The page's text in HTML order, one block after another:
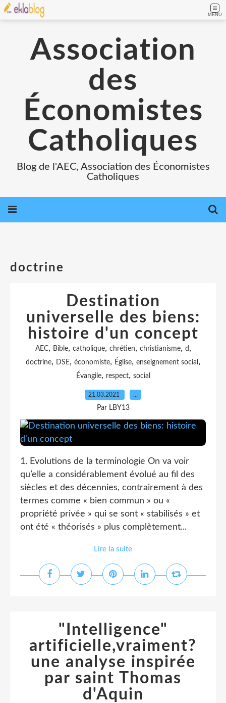
MENU
Association
des
Économistes
Catholiques
Blog de l'AEC, Association des Économistes
Catholiques
doctrine
Destination
universelle des biens:
histoire d'un concept
AEC, Bible, catholique, chrétien, christianisme, d ,
doctrine, DSE, économiste, Église, enseignement social ,
Évangile, respect, social
21.03.2021 …
Par LBY13
1. Evolutions de la terminologie On va voir
qu’elle a considérablement évolué au fil des
siècles et des décennies, contrairement à des
termes comme « bien commun » ou «
propriété privée » qui se sont « stabilisés » et
ont été « théorisés » plus complètement...
Lire la suite
"Intelligence"
artificielle,vraiment?
une analyse inspirée
par saint Thomas
d'Aquin